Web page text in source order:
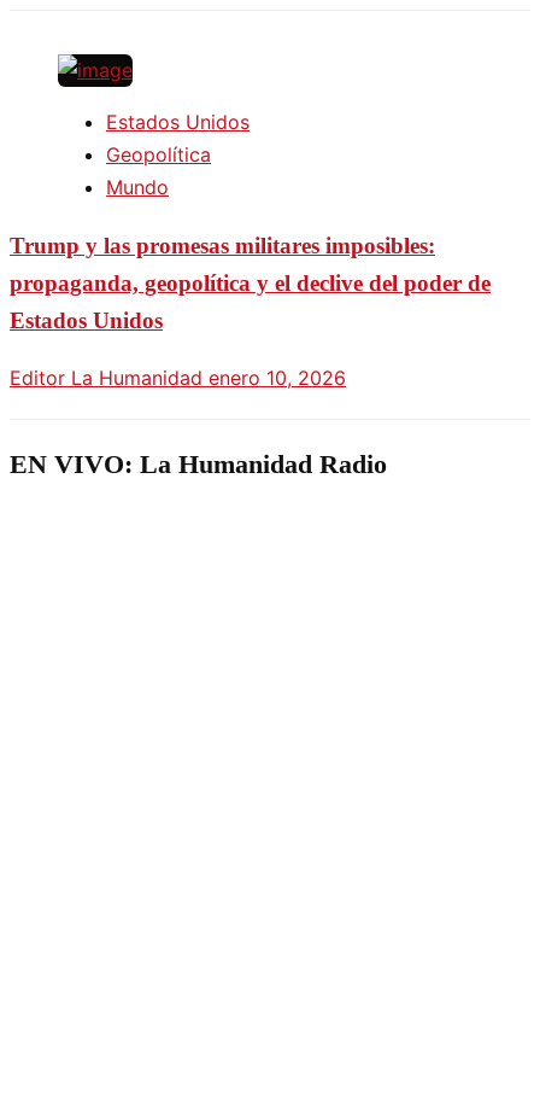
Estados Unidos
Geopolítica
Mundo
Trump y las promesas militares imposibles:
propaganda, geopolítica y el declive del poder de
Estados Unidos
Editor La Humanidad enero 10, 2026
EN VIVO: La Humanidad Radio